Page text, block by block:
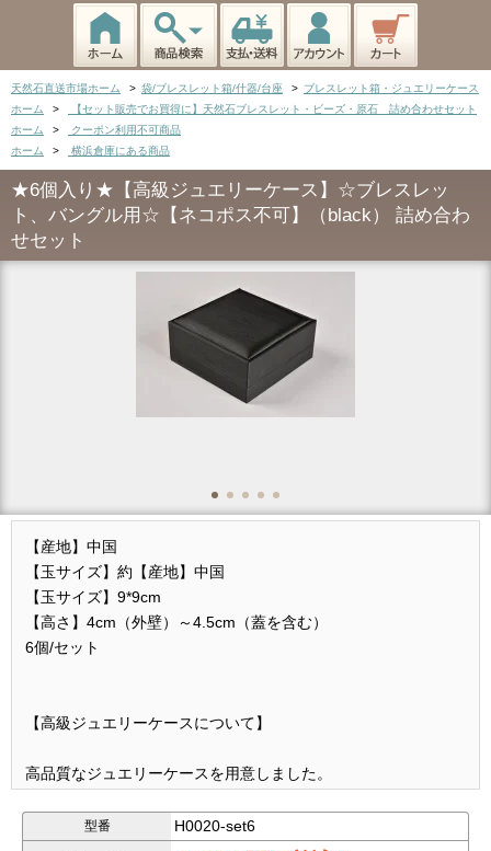
天然石直送市場ホーム > 袋/ブレスレット箱/什器/台座 > ブレスレット箱・ジュエリーケース
ホーム
>
【セット販売でお買得に】天然石ブレスレット・ビーズ・原石 詰め合わせセット
ホーム
>
クーポン利用不可商品
ホーム
> 横浜倉庫にある商品
★6個入り★【高級ジュエリーケース】☆ブレスレッ
ト、バングル用☆【ネコポス不可】（black） 詰め合わ
せセット
【産地】中国
【玉サイズ】約【産地】中国
【玉サイズ】9*9cm
【高さ】4cm（外壁）～4.5cm（蓋を含む）
6個/セット
【高級ジュエリーケースについて】
高品質なジュエリーケースを用意しました。
材質はPUです。
型番 H0020-set6